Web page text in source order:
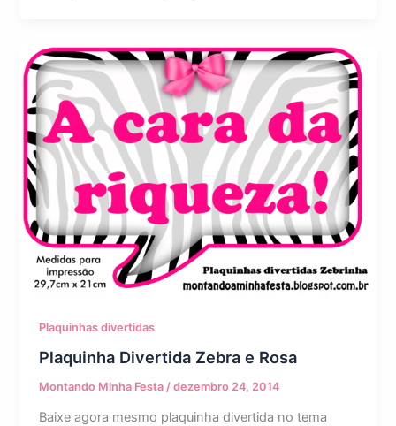
Plaquinhas divertidas
Plaquinha Divertida Zebra e Rosa
Montando Minha Festa/dezembro 24, 2014
Baixe agora mesmo plaquinha divertida no tema